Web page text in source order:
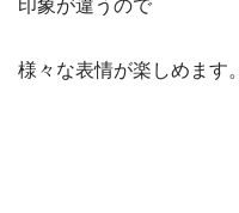
印象が違うので
様々な表情が楽しめます。